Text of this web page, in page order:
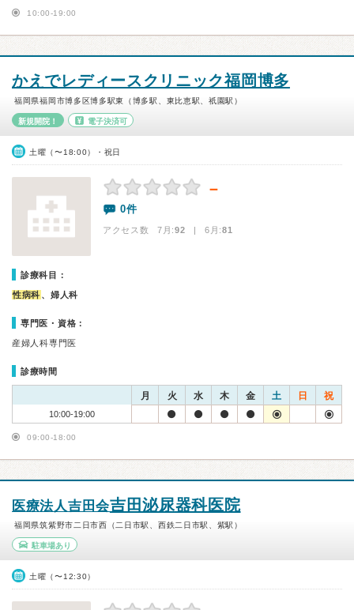
10:00-19:00
かえでレディースクリニック福岡博多
福岡県福岡市博多区博多駅東（博多駅、東比恵駅、祇園駅）
新規開院！ 電子決済可
土曜（〜18:00）・祝日
－
0件
アクセス数 7月:92 | 6月:81
診療科目：
性病科 、婦人科
専門医・資格：
産婦人科専門医
診療時間
月 火 水 木 金 土 日 祝
10:00-19:00
09:00-18:00
医療法人吉田会吉田泌尿器科医院
福岡県筑紫野市二日市西（二日市駅、西鉄二日市駅、紫駅）
駐車場あり
土曜（〜12:30）